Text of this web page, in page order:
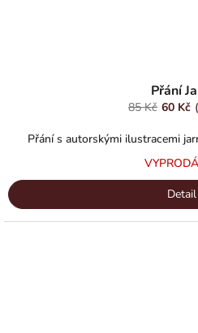
Přání
85 Kč 60 Kč
Přání s autorskými ilustracemi
Detail